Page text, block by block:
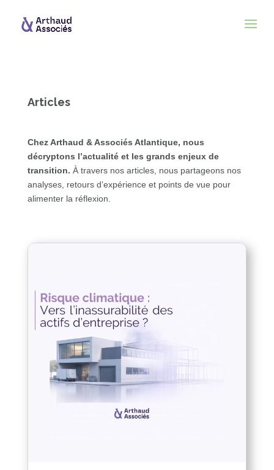
Articles
Chez Arthaud & Associés Atlantique, nous
décryptons l’actualité et les grands enjeux de
transition. À travers nos articles, nous partageons nos
analyses, retours d’expérience et points de vue pour
alimenter la réflexion.